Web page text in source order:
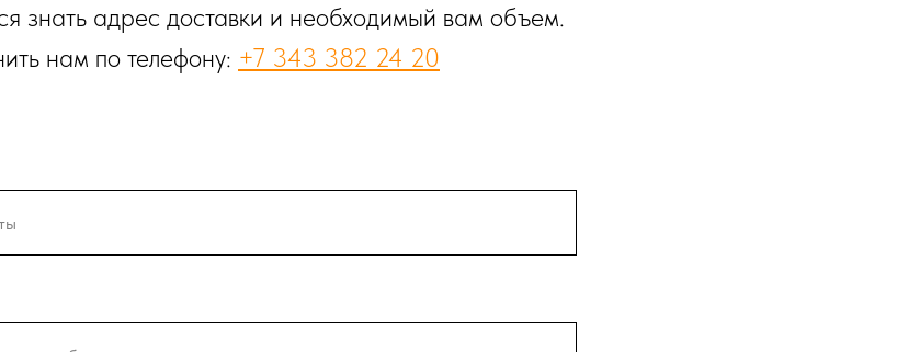
знать адрес доставки и необходимый вам объем.
нам по телефону: +7 343 382 24 20